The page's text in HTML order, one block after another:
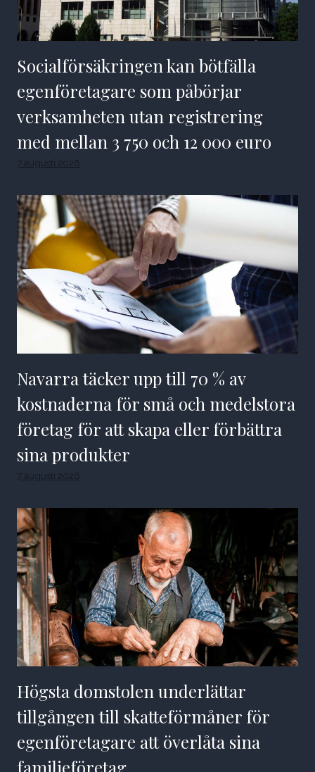
Socialförsäkringen kan bötfälla
egenföretagare som påbörjar
verksamheten utan registrering
med mellan 3 750 och 12 000 euro
7 augusti 2026
Navarra täcker upp till 70 % av
kostnaderna för små och medelstora
företag för att skapa eller förbättra
sina produkter
7 augusti 2026
Högsta domstolen underlättar
tillgången till skatteförmåner för
egenföretagare att överlåta sina
familjeföretag